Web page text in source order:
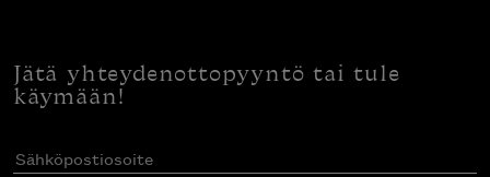
Jätä yhteydenottopyyntö tai tule
käymään!
Sähköpostiosoite(Pakollinen)